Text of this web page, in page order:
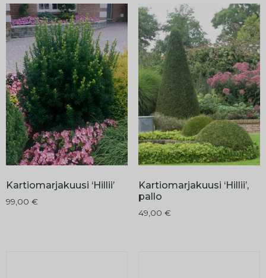
Kartiomarjakuusi ‘Hillii’
99,00 €
Kartiomarjakuusi ‘Hillii’,
pallo
49,00 €